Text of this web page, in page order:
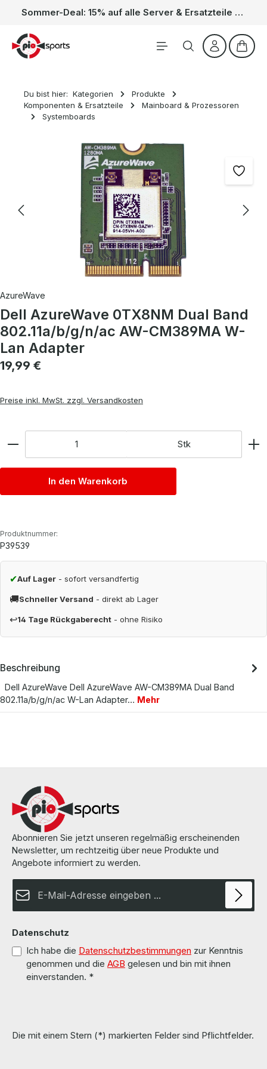
Zum Hauptinhalt springen Sommer-Deal: 15% auf alle Server & Ersatzteile – Kein Code nötig, der Rabatt wird automatisch im Warenkorb abgezogen. Gültig vom 01.06. bis 31.08.
Du bist hier: Kategorien
Produkte
Komponenten & Ersatzteile
Mainboard & Prozessoren
Systemboards
Bildergalerie überspringen
AzureWave
Dell AzureWave 0TX8NM Dual Band
802.11a/b/g/n/ac AW-CM389MA W-
Lan Adapter
Regulärer Preis:
19,99 €
Preise inkl. MwSt. zzgl. Versandkosten
Stk
In den Warenkorb
Produktnummer:
P39539
✔Auf Lager - sofort versandfertig
🚚Schneller Versand - direkt ab Lager
↩14 Tage Rückgaberecht - ohne Risiko
Beschreibung
Dell AzureWave Dell AzureWave AW-CM389MA Dual Band
802.11a/b/g/n/ac W-Lan Adapter… Mehr
Abonnieren Sie jetzt unseren regelmäßig erscheinenden
Newsletter, um rechtzeitig über neue Produkte und
Angebote informiert zu werden.
Datenschutz
Ich habe die Datenschutzbestimmungen zur Kenntnis
genommen und die AGB gelesen und bin mit ihnen
einverstanden. *
Die mit einem Stern (*) markierten Felder sind Pflichtfelder.